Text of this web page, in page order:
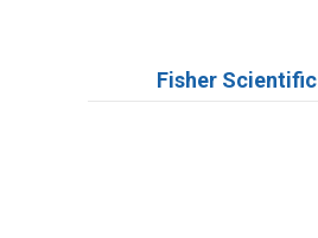
Fisher Scientific